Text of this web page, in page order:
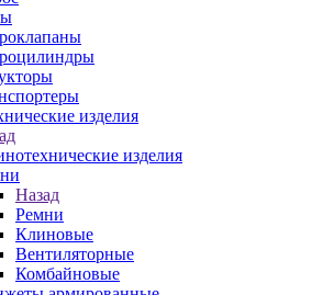
изделия
изделия
Назад
Ремни
Клиновые
Вентиляторные
Комбайновые